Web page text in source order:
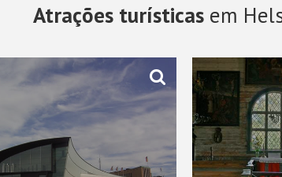
Atrações turísticas em